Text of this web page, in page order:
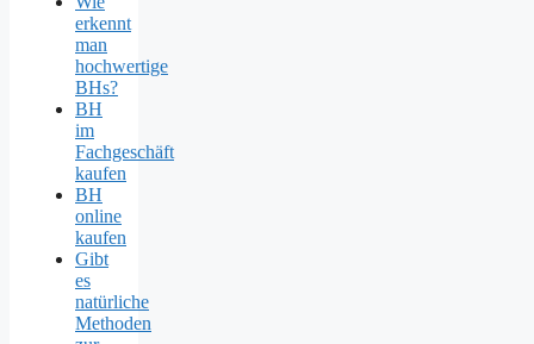
erkennt
man
hochwertige
BHs?
BH
im
Fachgeschäft
kaufen
BH
online
kaufen
Gibt
es
natürliche
Methoden